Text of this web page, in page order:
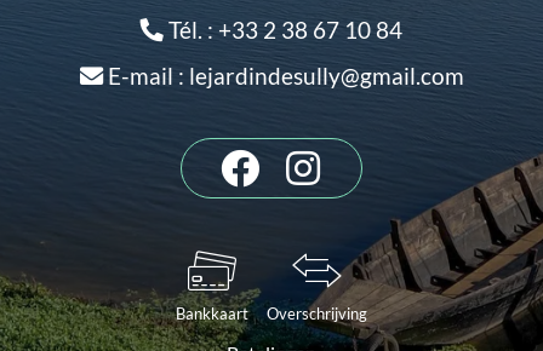
Tél. : +33 2 38 67 10 84
E-mail : lejardindesully@gmail.com
Bankkaart Overschrijving